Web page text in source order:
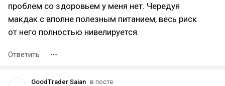
проблем со здоровьем у меня нет. Чередуя
макдак с вполне полезным питанием, весь риск
от него полностью нивелируется.
Ответить
GoodTrader Saian в посте